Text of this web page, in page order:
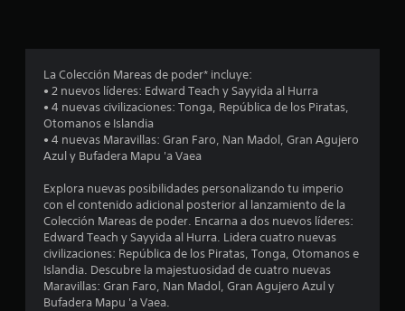
m
e
i
o
:
La Colección Mareas de poder* incluye:
• 2 nuevos líderes: Edward Teach y Sayyida al Hurra
• 4 nuevas civilizaciones: Tonga, República de los Piratas,
Otomanos e Islandia
• 4 nuevas Maravillas: Gran Faro, Nan Madol, Gran Agujero
Azul y Bufadera Mapu 'a Vaea
Explora nuevas posibilidades personalizando tu imperio
con el contenido adicional posterior al lanzamiento de la
Colección Mareas de poder. Encarna a dos nuevos líderes:
Edward Teach y Sayyida al Hurra. Lidera cuatro nuevas
civilizaciones: República de los Piratas, Tonga, Otomanos e
Islandia. Descubre la majestuosidad de cuatro nuevas
Maravillas: Gran Faro, Nan Madol, Gran Agujero Azul y
Bufadera Mapu 'a Vaea.